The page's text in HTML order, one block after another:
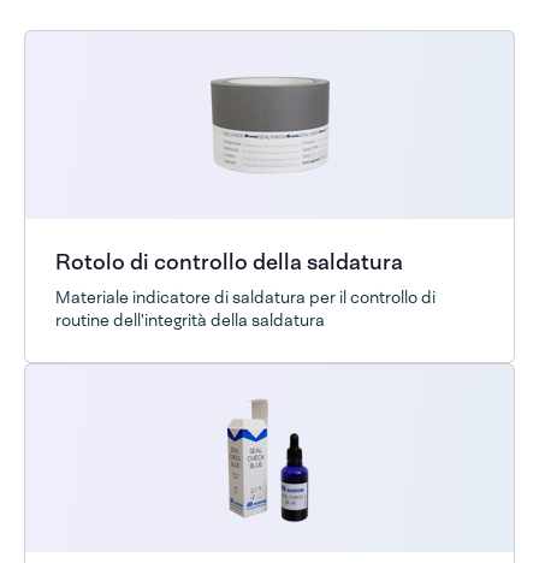
Rotolo di controllo della saldatura
Materiale indicatore di saldatura per il controllo di
routine dell'integrità della saldatura